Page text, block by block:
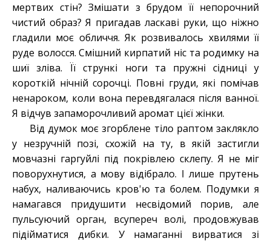
мертвих стін? Змішати з брудом її непорочний
чистий образ? Я пригадав ласкаві руки, що ніжно
гладили моє обличчя. Як розвивалось хвилями її
руде волосся. Смішний кирпатий ніс та родимку на
шиї зліва. Її стрункі ноги та пружні сідниці у
короткій нічній сорочці. Повні груди, які помічав
ненароком, коли вона перевдягалася після ванної.
Я відчув запаморочливий аромат цієї жінки.
Від думок моє згорблене тіло раптом заклякло
у незручній позі, схожій на ту, в якій застигли
мовчазні гаргуйлі під покрівлею склепу. Я не міг
поворухнутися, а мову відібрало. І лише прутень
набух, наливаючись кров'ю та болем. Подумки я
намагався придушити несвідомий порив, але
пульсуючий орган, всупереч волі, продовжував
підійматися дибки. У намаганні вирватися зі